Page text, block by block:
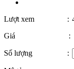
Lượt xem :
Giá
:
Số lượng :